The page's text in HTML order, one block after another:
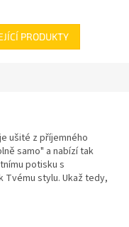
PRODUKTY
je ušité z příjemného
samo" a nabízí tak
potisku s
stylu. Ukaž tedy,